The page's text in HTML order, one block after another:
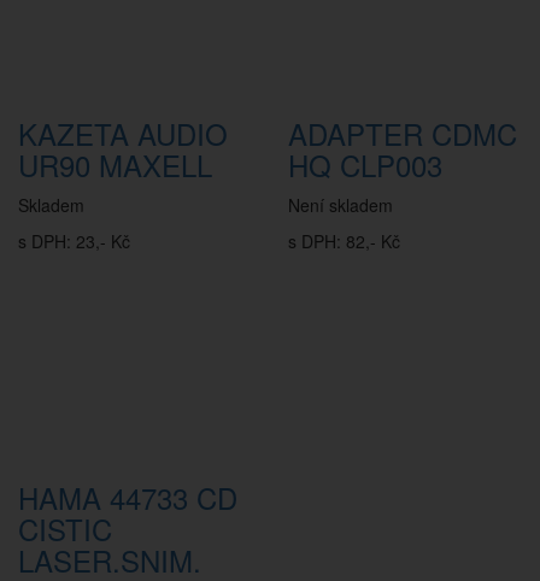
KAZETA AUDIO
UR90 MAXELL
Skladem
s DPH: 23,- Kč
ADAPTER CDMC
HQ CLP003
Není skladem
s DPH: 82,- Kč
HAMA 44733 CD
CISTIC
LASER.SNIM.